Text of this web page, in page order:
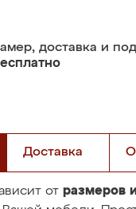
доставка и
Доставка
от размеров